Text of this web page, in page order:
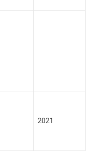
2021